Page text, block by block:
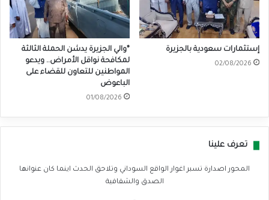
إستثمارات سعودية بالجزيرة
02/08/2026
*والي الجزيرة يدشن الحملة الثالثة
لمكافحة نواقل الأمراض.. ويدعو
المواطنين للتعاون للقضاء على
الباعوض
01/08/2026
تعرف علينا
المحور اصدارة تسبر اغوار الواقع السوداني وتلاحق الحدث اينما كان عنوانها
الصدق والشفافية